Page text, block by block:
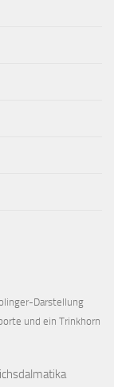
Darstellung
und ein Trinkhorn